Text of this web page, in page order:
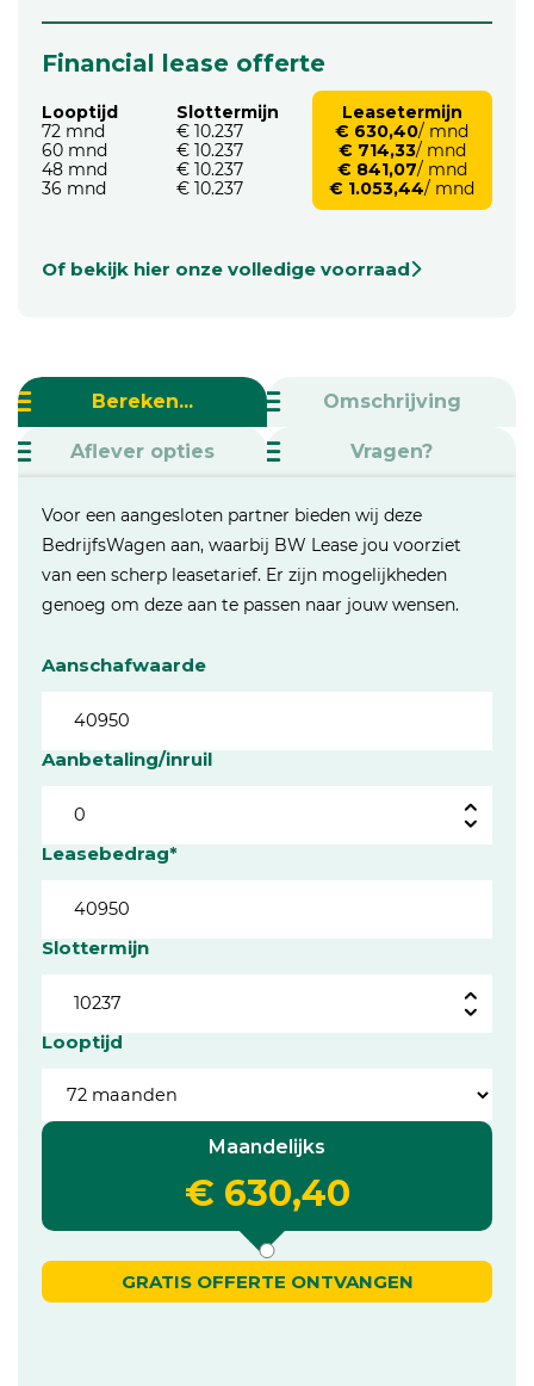
Financial lease offerte
Looptijd
72 mnd
60 mnd
48 mnd
36 mnd
Slottermijn
€ 10.237
€ 10.237
€ 10.237
€ 10.237
Leasetermijn
€ 630,40/ mnd
€ 714,33/ mnd
€ 841,07/ mnd
€ 1.053,44/ mnd
Of bekijk hier onze volledige voorraad
Bereken... Omschrijving
Aflever opties Vragen?
Voor een aangesloten partner bieden wij deze
BedrijfsWagen aan, waarbij BW Lease jou voorziet
van een scherp leasetarief. Er zijn mogelijkheden
genoeg om deze aan te passen naar jouw wensen.
Aanschafwaarde
Aanbetaling/inruil
Leasebedrag*
Slottermijn
Looptijd
Maandelijks
€ 630,40
GRATIS OFFERTE ONTVANGEN